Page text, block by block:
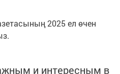
2025 ел өчен
и интересным в